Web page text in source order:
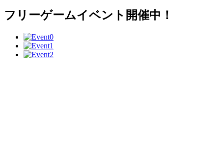
フリーゲームイベント開催中！